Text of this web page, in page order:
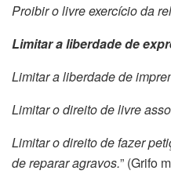
Proibir o livre exercício da
Limitar a liberdade de
Limitar a liberdade de
Limitar o direito de livre
Limitar o direito de fazer
de reparar agravos.” (Grifo